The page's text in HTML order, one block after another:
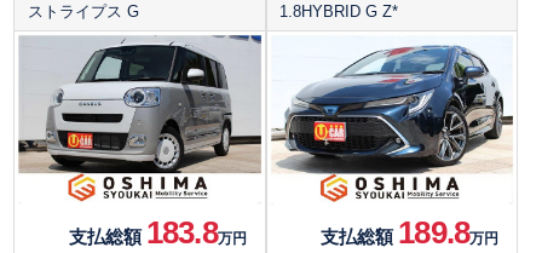
ストライプス G
支払総額 183.8万円
1.8HYBRID G Z*
支払総額 189.8万円